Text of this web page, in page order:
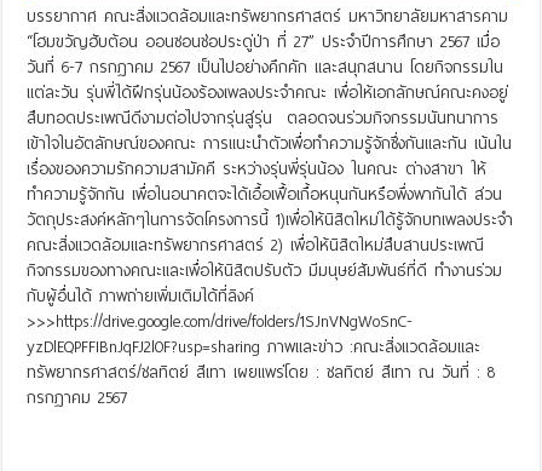
บรรยากาศ คณะสิ่งแวดล้อมและทรัพยากรศาสตร์ มหาวิทยาลัยมหาสารคาม
“โฮมขวัญฮับต้อน ออนซอนช่อประดู่ป่า ที่ 27” ประจำปีการศึกษา 2567 เมื่อ
วันที่ 6-7 กรกฏาคม 2567 เป็นไปอย่างคึกคัก และสนุกสนาน โดยกิจกรรมใน
แต่ละวัน รุ่นพี่ได้ฝึกรุ่นน้องร้องเพลงประจำคณะ เพื่อให้เอกลักษณ์คณะคงอยู่
สืบทอดประเพณีดีงามต่อไปจากรุ่นสู่รุ่น ตลอดจนร่วมกิจกรรมนันทนาการ
เข้าใจในอัตลักษณ์ของคณะ การแนะนำตัวเพื่อทำความรู้จักซึ่งกันและกัน เน้นใน
เรื่องของความรักความสามัคคี ระหว่างรุ่นพี่รุ่นน้อง ในคณะ ต่างสาขา ให้
ทำความรู้จักกัน เพื่อในอนาคตจะได้เอื้อเฟื้อเกื้อหนุนกันหรือพึ่งพากันได้ ส่วน
วัตถุประสงค์หลักๆในการจัดโครงการนี้ 1)เพื่อให้นิสิตใหม่ได้รู้จักบทเพลงประจำ
คณะสิ่งแวดล้อมและทรัพยากรศาสตร์ 2) เพื่อให้นิสิตใหม่สืบสานประเพณี
กิจกรรมของทางคณะและเพื่อให้นิสิตปรับตัว มีมนุษย์สัมพันธ์ที่ดี ทำงานร่วม
กับผู้อื่นได้ ภาพถ่ายเพิ่มเติมได้ที่ลิงค์
>>>https://drive.google.com/drive/folders/1SJnVNgWoSnC-
yzDlEQPFFIBnJqFJ2l0F?usp=sharing ภาพและข่าว :คณะสิ่งแวดล้อมและ
ทรัพยากรศาสตร์/ชลทิตย์ สีเทา เผยแพร่โดย : ชลทิตย์ สีเทา ณ วันที่ : 8
กรกฏาคม 2567